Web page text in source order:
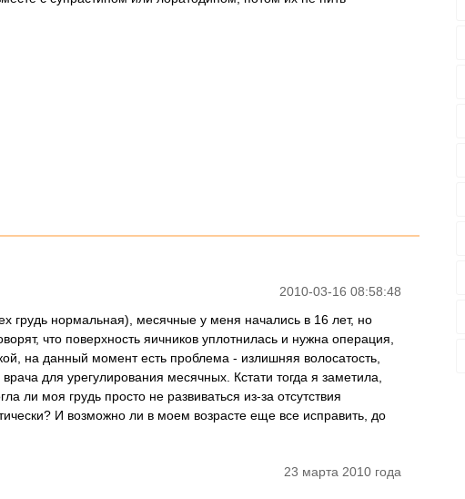
2010-03-16 08:58:48
грудь нормальная), месячные у меня начались в 16 лет, но
что поверхность яичников уплотнилась и нужна операция,
на данный момент есть проблема - излишняя волосатость,
для урегулирования месячных. Кстати тогда я заметила,
ли моя грудь просто не развиваться из-за отсутствия
И возможно ли в моем возрасте еще все исправить, до
23 марта 2010 года